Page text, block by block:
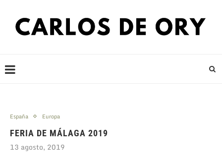
España Europa
FERIA DE MÁLAGA 2019
13 agosto, 2019